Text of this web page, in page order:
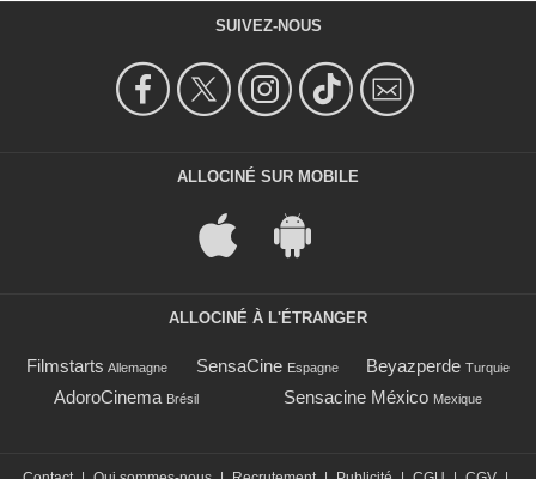
SUIVEZ-NOUS
ALLOCINÉ SUR MOBILE
ALLOCINÉ À L'ÉTRANGER
Filmstarts Allemagne SensaCine Espagne Beyazperde Turquie
AdoroCinema Brésil Sensacine México Mexique